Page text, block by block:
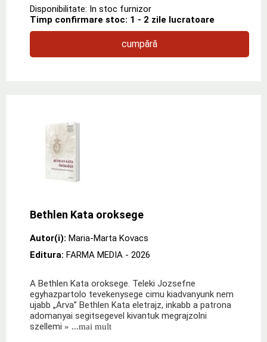
Disponibilitate: In stoc furnizor
Timp confirmare stoc: 1 - 2 zile lucratoare
cumpără
Bethlen Kata oroksege
Autor(i): Maria-Marta Kovacs
Editura: FARMA MEDIA - 2026
A Bethlen Kata oroksege. Teleki Jozsefne
egyhazpartolo tevekenysege cimu kiadvanyunk nem
ujabb „Arva” Bethlen Kata eletrajz, inkabb a patrona
adomanyai segitse­gevel kivantuk megrajzolni
szellemi » ...mai mult